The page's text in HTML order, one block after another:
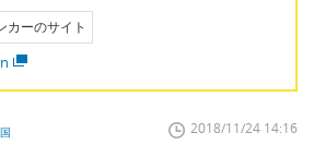
カーのサイト
2018/11/24 14:16